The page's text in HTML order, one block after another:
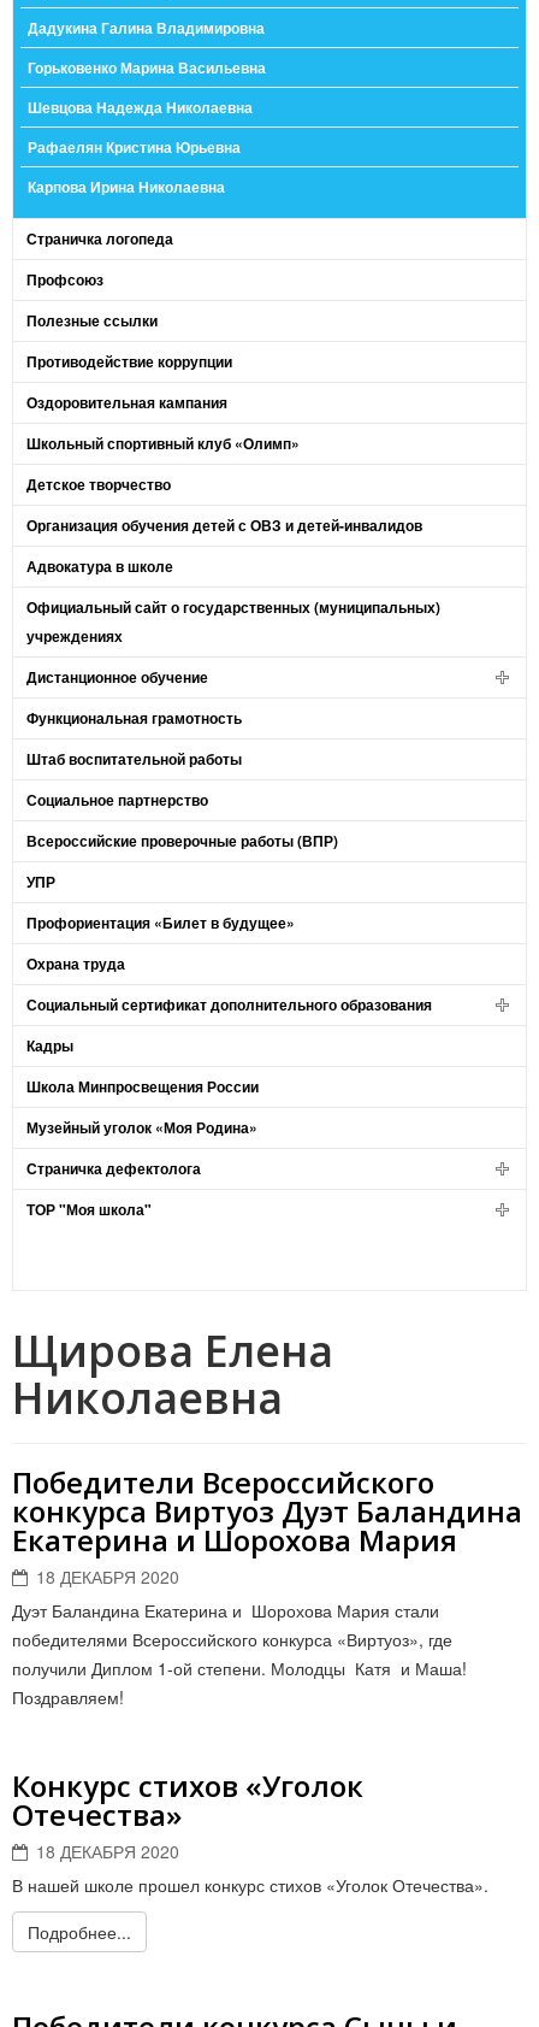
Дадукина Галина Владимировна
Горьковенко Марина Васильевна
Шевцова Надежда Николаевна
Рафаелян Кристина Юрьевна
Карпова Ирина Николаевна
Страничка логопеда
Профсоюз
Полезные ссылки
Противодействие коррупции
Оздоровительная кампания
Школьный спортивный клуб «Олимп»
Детское творчество
Организация обучения детей с ОВЗ и детей-инвалидов
Адвокатура в школе
Официальный сайт о государственных (муниципальных)
учреждениях
Дистанционное обучение
Функциональная грамотность
Штаб воспитательной работы
Социальное партнерство
Всероссийские проверочные работы (ВПР)
УПР
Профориентация «Билет в будущее»
Охрана труда
Социальный сертификат дополнительного образования
Кадры
Школа Минпросвещения России
Музейный уголок «Моя Родина»
Страничка дефектолога
ТОР "Моя школа"
Щирова Елена
Николаевна
Победители Всероссийского
конкурса Виртуоз Дуэт Баландина
Екатерина и Шорохова Мария
18 ДЕКАБРЯ 2020
Дуэт Баландина Екатерина и Шорохова Мария стали
победителями Всероссийского конкурса «Виртуоз», где
получили Диплом 1-ой степени. Молодцы Катя и Маша!
Поздравляем!
Конкурс стихов «Уголок
Отечества»
18 ДЕКАБРЯ 2020
В нашей школе прошел конкурс стихов «Уголок Отечества».
Подробнее...